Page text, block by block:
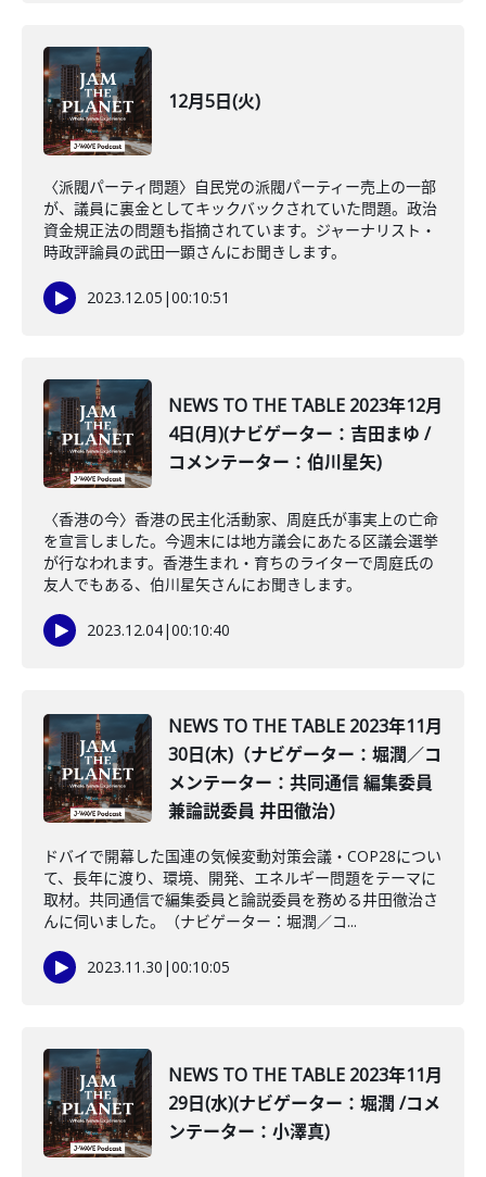
12月5日(火)
〈派閥パーティ問題〉自民党の派閥パーティー売上の一部
が、議員に裏金としてキックバックされていた問題。政治
資金規正法の問題も指摘されています。ジャーナリスト・
時政評論員の武田一顕さんにお聞きします。
2023.12.05 |00:10:51
NEWS TO THE TABLE 2023年12月
4日(月)(ナビゲーター：吉田まゆ /
コメンテーター：伯川星矢)
〈香港の今〉香港の民主化活動家、周庭氏が事実上の亡命
を宣言しました。今週末には地方議会にあたる区議会選挙
が行なわれます。香港生まれ・育ちのライターで周庭氏の
友人でもある、伯川星矢さんにお聞きします。
2023.12.04|00:10:40
NEWS TO THE TABLE 2023年11月
30日(木)（ナビゲーター：堀潤／コ
メンテーター：共同通信 編集委員
兼論説委員 井田徹治）
ドバイで開幕した国連の気候変動対策会議・COP28につい
て、長年に渡り、環境、開発、エネルギー問題をテーマに
取材。共同通信で編集委員と論説委員を務める井田徹治さ
んに伺いました。（ナビゲーター：堀潤／コ...
2023.11.30 |00:10:05
NEWS TO THE TABLE 2023年11月
29日(水)(ナビゲーター：堀潤 /コメ
ンテーター：小澤真)